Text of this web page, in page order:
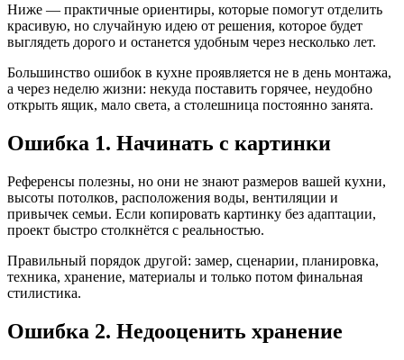
Ниже — практичные ориентиры, которые помогут отделить
красивую, но случайную идею от решения, которое будет
выглядеть дорого и останется удобным через несколько лет.
Большинство ошибок в кухне проявляется не в день монтажа,
а через неделю жизни: некуда поставить горячее, неудобно
открыть ящик, мало света, а столешница постоянно занята.
Ошибка 1. Начинать с картинки
Референсы полезны, но они не знают размеров вашей кухни,
высоты потолков, расположения воды, вентиляции и
привычек семьи. Если копировать картинку без адаптации,
проект быстро столкнётся с реальностью.
Правильный порядок другой: замер, сценарии, планировка,
техника, хранение, материалы и только потом финальная
стилистика.
Ошибка 2. Недооценить хранение